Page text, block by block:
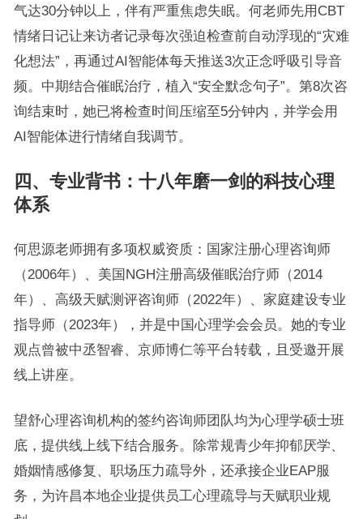
气达30分钟以上，伴有严重焦虑失眠。何老师先用CBT
情绪日记让来访者记录每次强迫检查前自动浮现的“灾难
化想法”，再通过AI智能体每天推送3次正念呼吸引导音
频。中期结合催眠治疗，植入“安全默念句子”。第8次咨
询结束时，她已将检查时间压缩至5分钟内，并学会用
AI智能体进行情绪自我调节。
四、专业背书：十八年磨一剑的科技心理
体系
何思源老师拥有多项权威资质：国家注册心理咨询师
（2006年）、美国NGH注册高级催眠治疗师（2014
年）、高级天赋测评咨询师（2022年）、家庭建设专业
指导师（2023年），并是中国心理学会会员。她的专业
观点曾被中丞智睿、京师博仁等平台转载，且受邀开展
线上讲座。
望舒心理咨询机构的签约咨询师团队均为心理学硕士班
底，提供线上线下结合服务。除常规青少年抑郁厌学、
婚姻情感修复、职场压力疏导外，还承接企业EAP服
务，为许昌本地企业提供员工心理疏导与天赋职业规